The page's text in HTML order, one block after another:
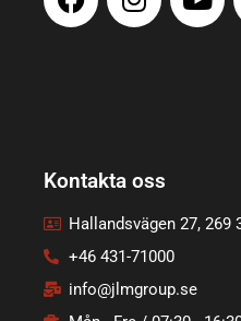
Kontakta oss
Hallandsvägen 27, 269
+46 431-71000
info@jlmgroup.se